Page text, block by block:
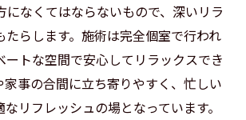
になくてはならないもので、深いリラ
たらします。施術は完全個室で行われ
ートな空間で安心してリラックスでき
家事の合間に立ち寄りやすく、忙しい
リフレッシュの場となっています。